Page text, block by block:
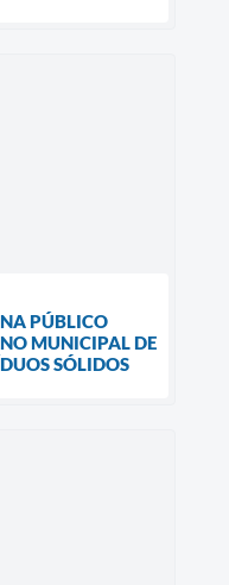
PÚBLICO
MUNICIPAL DE
SÓLIDOS